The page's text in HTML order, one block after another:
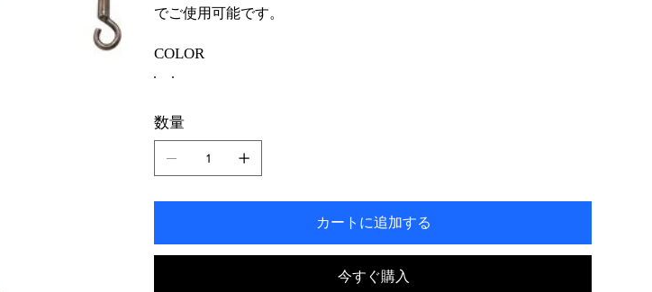
でご使用可能です。
COLOR
数量
カートに追加する
今すぐ購入